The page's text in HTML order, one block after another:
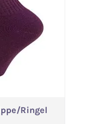
Ringel